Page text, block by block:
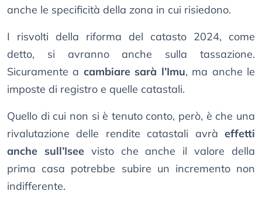
anche le specificità della zona in cui risiedono.
I risvolti della riforma del catasto 2024, come
detto, si avranno anche sulla tassazione.
Sicuramente a cambiare sarà l’Imu, ma anche le
imposte di registro e quelle catastali.
Quello di cui non si è tenuto conto, però, è che una
rivalutazione delle rendite catastali avrà effetti
anche sull’Iseevisto che anche il valore della
prima casa potrebbe subire un incremento non
indifferente.